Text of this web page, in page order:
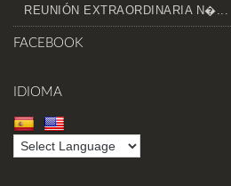
REUNIÓN EXTRAORDINARIA N�...
FACEBOOK
IDIOMA